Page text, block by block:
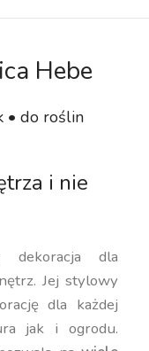
Hebe
• do roślin
i nie
dekoracja dla
Jej stylowy
dla każdej
jak i ogrodu.